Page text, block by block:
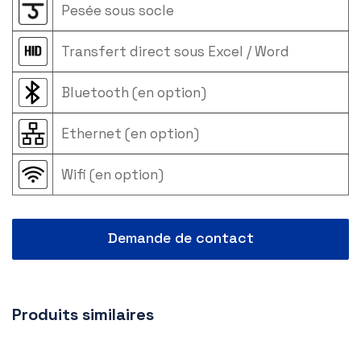
Pesée sous socle
Transfert direct sous Excel / Word
Bluetooth (en option)
Ethernet (en option)
Wifi (en option)
Demande de contact
Produits similaires